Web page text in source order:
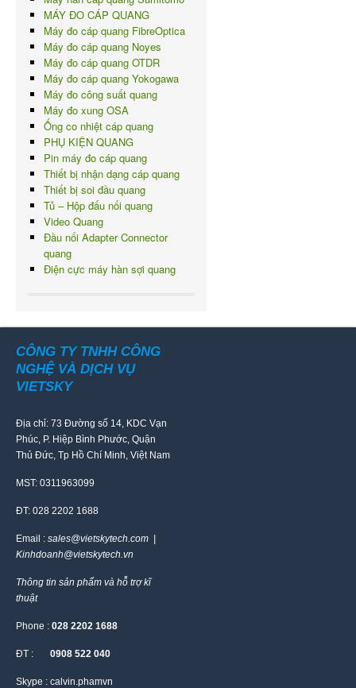
MÁY ĐO CÁP QUANG
Máy đo cáp quang FibreOptica
Máy đo cáp quang Noyes
Máy đo cáp quang OTDR
Máy đo cáp quang Yokogawa
Máy đo công suất quang
Máy đo xung OSA
Ống co nhiệt cáp quang
PHỤ KIỆN QUANG
Pin máy đo cáp quang
Thiết bị nhận dạng cáp quang
Thiết bị soi đầu quang
Tủ – Hộp đấu nối quang
Video Quang
Đầu nối Adapter Connector
quang
Điện cực máy hàn sợi quang
CÔNG TY TNHH CÔNG
NGHỆ VÀ DỊCH VỤ
VIETSKY
Địa chỉ: 73 Đường số 14, KDC Vạn
Phúc, P. Hiệp Bình Phước, Quận
Thủ Đức, Tp Hồ Chí Minh, Việt Nam
MST: 0311963099
ĐT: 028 2202 1688
Email : sales@vietskytech.com |
Kinhdoanh@vietskytech.vn
Thông tin sản phẩm và hỗ trợ kĩ
thuật
Phone : 028 2202 1688
ĐT : 0908 522 040
Skype : calvin.phamvn